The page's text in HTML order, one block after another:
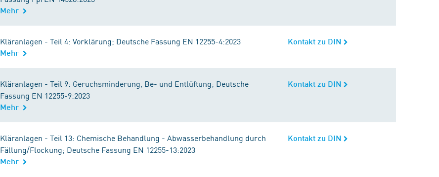
Mehr
Kläranlagen - Teil 4: Vorklärung; Deutsche Fassung EN 12255-4:2023
Mehr
Kontakt zu DIN
Kläranlagen - Teil 9: Geruchsminderung, Be- und Entlüftung; Deutsche
Fassung EN 12255-9:2023
Mehr
Kontakt zu DIN
Kläranlagen - Teil 13: Chemische Behandlung - Abwasserbehandlung durch
Fällung/Flockung; Deutsche Fassung EN 12255-13:2023
Mehr
Kontakt zu DIN